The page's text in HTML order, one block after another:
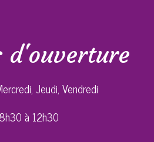
d'ouverture
Jeudi, Vendredi
à 12h30